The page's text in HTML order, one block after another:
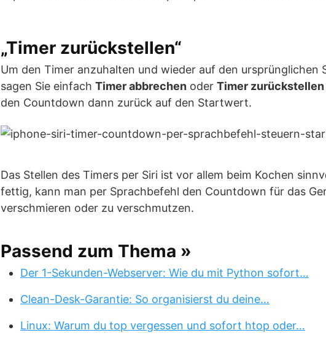
„Timer zurückstellen“
Um den Timer anzuhalten und wieder auf den
sagen Sie einfach Timer abbrechen oder Timer zurückstellen
den Countdown dann zurück auf den Startwert.
Das Stellen des Timers per Siri ist vor allem beim Kochen
fettig, kann man per Sprachbefehl den Countdown für das
verschmieren oder zu verschmutzen.
Passend zum Thema »
Der 1-Sekunden-Webserver: Wie du mit Python sofort…
Clean-Desk-Garantie: So organisierst du deine…
Linux: Warum du top vergessen und sofort htop oder…